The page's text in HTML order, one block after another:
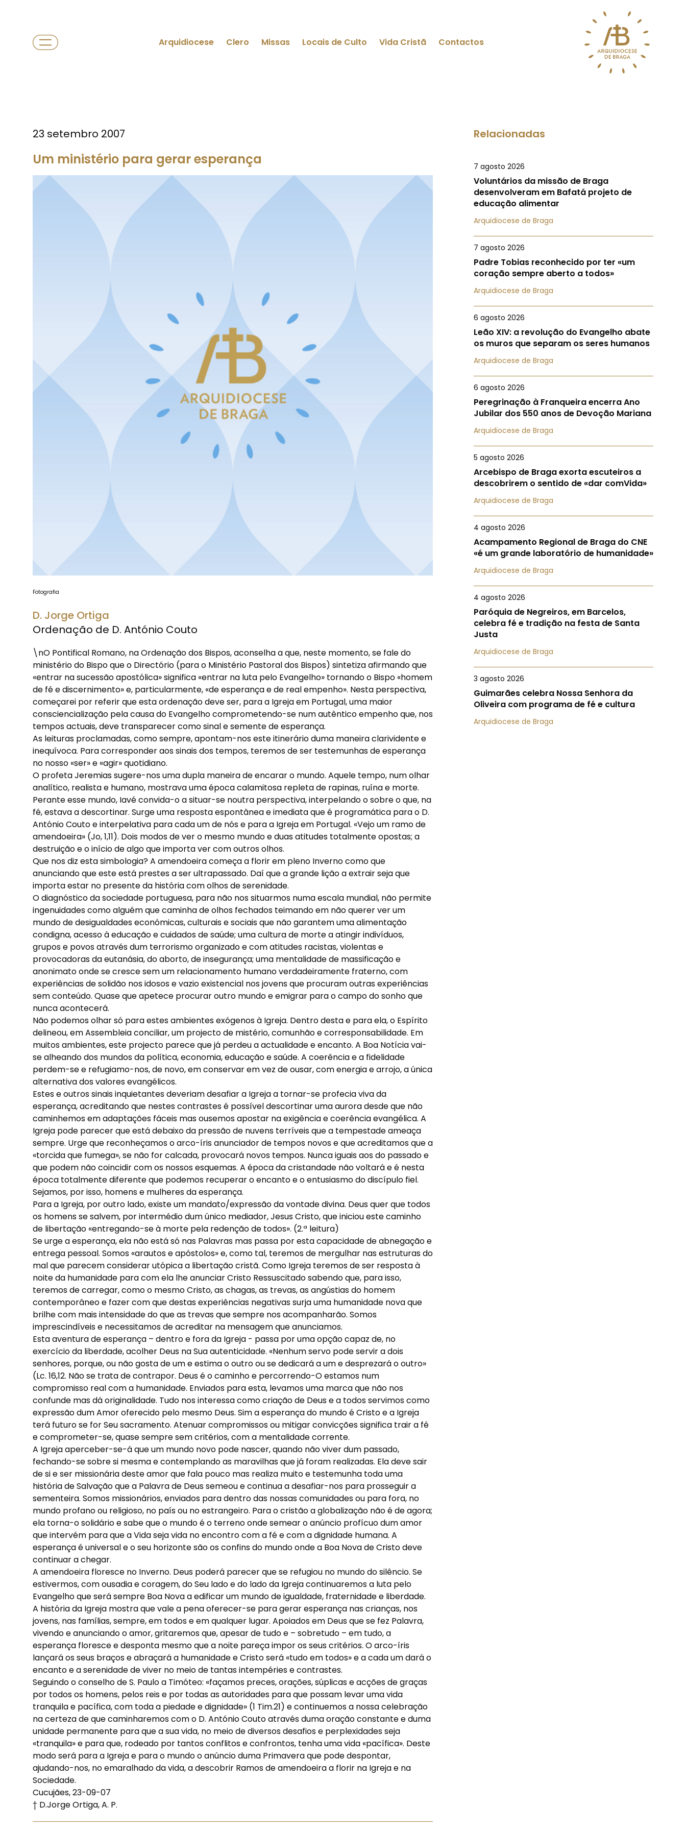
Arquidiocese Clero Missas Locais de Culto Vida Cristã Contactos
23 setembro 2007
Um ministério para gerar esperança
Fotografia
D. Jorge Ortiga
Ordenação de D. António Couto
\nO Pontifical Romano, na Ordenação dos Bispos, aconselha a que, neste momento, se fale do
ministério do Bispo que o Directório (para o Ministério Pastoral dos Bispos) sintetiza afirmando que
«entrar na sucessão apostólica» significa «entrar na luta pelo Evangelho» tornando o Bispo «homem
de fé e discernimento» e, particularmente, «de esperança e de real empenho». Nesta perspectiva,
começarei por referir que esta ordenação deve ser, para a Igreja em Portugal, uma maior
consciencialização pela causa do Evangelho comprometendo-se num autêntico empenho que, nos
tempos actuais, deve transparecer como sinal e semente de esperança.
As leituras proclamadas, como sempre, apontam-nos este itinerário duma maneira clarividente e
inequívoca. Para corresponder aos sinais dos tempos, teremos de ser testemunhas de esperança
no nosso «ser» e «agir» quotidiano.
O profeta Jeremias sugere-nos uma dupla maneira de encarar o mundo. Aquele tempo, num olhar
analítico, realista e humano, mostrava uma época calamitosa repleta de rapinas, ruína e morte.
Perante esse mundo, Iavé convida-o a situar-se noutra perspectiva, interpelando o sobre o que, na
fé, estava a descortinar. Surge uma resposta espontânea e imediata que é programática para o D.
António Couto e interpelativa para cada um de nós e para a Igreja em Portugal. «Vejo um ramo de
amendoeira» (Jo, 1,11). Dois modos de ver o mesmo mundo e duas atitudes totalmente opostas; a
destruição e o início de algo que importa ver com outros olhos.
Que nos diz esta simbologia? A amendoeira começa a florir em pleno Inverno como que
anunciando que este está prestes a ser ultrapassado. Daí que a grande lição a extrair seja que
importa estar no presente da história com olhos de serenidade.
O diagnóstico da sociedade portuguesa, para não nos situarmos numa escala mundial, não permite
ingenuidades como alguém que caminha de olhos fechados teimando em não querer ver um
mundo de desigualdades económicas, culturais e sociais que não garantem uma alimentação
condigna, acesso à educação e cuidados de saúde; uma cultura de morte a atingir indivíduos,
grupos e povos através dum terrorismo organizado e com atitudes racistas, violentas e
provocadoras da eutanásia, do aborto, de insegurança; uma mentalidade de massificação e
anonimato onde se cresce sem um relacionamento humano verdadeiramente fraterno, com
experiências de solidão nos idosos e vazio existencial nos jovens que procuram outras experiências
sem conteúdo. Quase que apetece procurar outro mundo e emigrar para o campo do sonho que
nunca acontecerá.
Não podemos olhar só para estes ambientes exógenos à Igreja. Dentro desta e para ela, o Espírito
delineou, em Assembleia conciliar, um projecto de mistério, comunhão e corresponsabilidade. Em
muitos ambientes, este projecto parece que já perdeu a actualidade e encanto. A Boa Notícia vai-
se alheando dos mundos da política, economia, educação e saúde. A coerência e a fidelidade
perdem-se e refugiamo-nos, de novo, em conservar em vez de ousar, com energia e arrojo, a única
alternativa dos valores evangélicos.
Estes e outros sinais inquietantes deveriam desafiar a Igreja a tornar-se profecia viva da
esperança, acreditando que nestes contrastes é possível descortinar uma aurora desde que não
caminhemos em adaptações fáceis mas ousemos apostar na exigência e coerência evangélica. A
Igreja pode parecer que está debaixo da pressão de nuvens terríveis que a tempestade ameaça
sempre. Urge que reconheçamos o arco-íris anunciador de tempos novos e que acreditamos que a
«torcida que fumega», se não for calcada, provocará novos tempos. Nunca iguais aos do passado e
que podem não coincidir com os nossos esquemas. A época da cristandade não voltará e é nesta
época totalmente diferente que podemos recuperar o encanto e o entusiasmo do discípulo fiel.
Sejamos, por isso, homens e mulheres da esperança.
Para a Igreja, por outro lado, existe um mandato/expressão da vontade divina. Deus quer que todos
os homens se salvem, por intermédio dum único mediador, Jesus Cristo, que iniciou este caminho
de libertação «entregando-se à morte pela redenção de todos». (2.ª leitura)
Se urge a esperança, ela não está só nas Palavras mas passa por esta capacidade de abnegação e
entrega pessoal. Somos «arautos e apóstolos» e, como tal, teremos de mergulhar nas estruturas do
mal que parecem considerar utópica a libertação cristã. Como Igreja teremos de ser resposta à
noite da humanidade para com ela lhe anunciar Cristo Ressuscitado sabendo que, para isso,
teremos de carregar, como o mesmo Cristo, as chagas, as trevas, as angústias do homem
contemporâneo e fazer com que destas experiências negativas surja uma humanidade nova que
brilhe com mais intensidade do que as trevas que sempre nos acompanharão. Somos
imprescindíveis e necessitamos de acreditar na mensagem que anunciamos.
Esta aventura de esperança – dentro e fora da Igreja - passa por uma opção capaz de, no
exercício da liberdade, acolher Deus na Sua autenticidade. «Nenhum servo pode servir a dois
senhores, porque, ou não gosta de um e estima o outro ou se dedicará a um e desprezará o outro»
(Lc. 16,12. Não se trata de contrapor. Deus é o caminho e percorrendo-O estamos num
compromisso real com a humanidade. Enviados para esta, levamos uma marca que não nos
confunde mas dá originalidade. Tudo nos interessa como criação de Deus e a todos servimos como
expressão dum Amor oferecido pelo mesmo Deus. Sim a esperança do mundo é Cristo e a Igreja
terá futuro se for Seu sacramento. Atenuar compromissos ou mitigar convicções significa trair a fé
e comprometer-se, quase sempre sem critérios, com a mentalidade corrente.
A Igreja aperceber-se-á que um mundo novo pode nascer, quando não viver dum passado,
fechando-se sobre si mesma e contemplando as maravilhas que já foram realizadas. Ela deve sair
de si e ser missionária deste amor que fala pouco mas realiza muito e testemunha toda uma
história de Salvação que a Palavra de Deus semeou e continua a desafiar-nos para prosseguir a
sementeira. Somos missionários, enviados para dentro das nossas comunidades ou para fora, no
mundo profano ou religioso, no país ou no estrangeiro. Para o cristão a globalização não é de agora;
ela torna-o solidário e sabe que o mundo é o terreno onde semear o anúncio profícuo dum amor
que intervém para que a Vida seja vida no encontro com a fé e com a dignidade humana. A
esperança é universal e o seu horizonte são os confins do mundo onde a Boa Nova de Cristo deve
continuar a chegar.
A amendoeira floresce no Inverno. Deus poderá parecer que se refugiou no mundo do silêncio. Se
estivermos, com ousadia e coragem, do Seu lado e do lado da Igreja continuaremos a luta pelo
Evangelho que será sempre Boa Nova a edificar um mundo de igualdade, fraternidade e liberdade.
A história da Igreja mostra que vale a pena oferecer-se para gerar esperança nas crianças, nos
jovens, nas famílias, sempre, em todos e em qualquer lugar. Apoiados em Deus que se fez Palavra,
vivendo e anunciando o amor, gritaremos que, apesar de tudo e – sobretudo – em tudo, a
esperança floresce e desponta mesmo que a noite pareça impor os seus critérios. O arco-íris
lançará os seus braços e abraçará a humanidade e Cristo será «tudo em todos» e a cada um dará o
encanto e a serenidade de viver no meio de tantas intempéries e contrastes.
Seguindo o conselho de S. Paulo a Timóteo: «façamos preces, orações, súplicas e acções de graças
por todos os homens, pelos reis e por todas as autoridades para que possam levar uma vida
tranquila e pacífica, com toda a piedade e dignidade» (1 Tim.21) e continuemos a nossa celebração
na certeza de que caminharemos com o D. António Couto através duma oração constante e duma
unidade permanente para que a sua vida, no meio de diversos desafios e perplexidades seja
«tranquila» e para que, rodeado por tantos conflitos e confrontos, tenha uma vida «pacífica». Deste
modo será para a Igreja e para o mundo o anúncio duma Primavera que pode despontar,
ajudando-nos, no emaralhado da vida, a descobrir Ramos de amendoeira a florir na Igreja e na
Sociedade.
Cucujães, 23-09-07
† D.Jorge Ortiga, A. P.
Relacionadas
7 agosto 2026
Voluntários da missão de Braga
desenvolveram em Bafatá projeto de
educação alimentar
Arquidiocese de Braga
7 agosto 2026
Padre Tobias reconhecido por ter «um
coração sempre aberto a todos»
Arquidiocese de Braga
6 agosto 2026
Leão XIV: a revolução do Evangelho abate
os muros que separam os seres humanos
Arquidiocese de Braga
6 agosto 2026
Peregrinação à Franqueira encerra Ano
Jubilar dos 550 anos de Devoção Mariana
Arquidiocese de Braga
5 agosto 2026
Arcebispo de Braga exorta escuteiros a
descobrirem o sentido de «dar comVida»
Arquidiocese de Braga
4 agosto 2026
Acampamento Regional de Braga do CNE
«é um grande laboratório de humanidade»
Arquidiocese de Braga
4 agosto 2026
Paróquia de Negreiros, em Barcelos,
celebra fé e tradição na festa de Santa
Justa
Arquidiocese de Braga
3 agosto 2026
Guimarães celebra Nossa Senhora da
Oliveira com programa de fé e cultura
Arquidiocese de Braga